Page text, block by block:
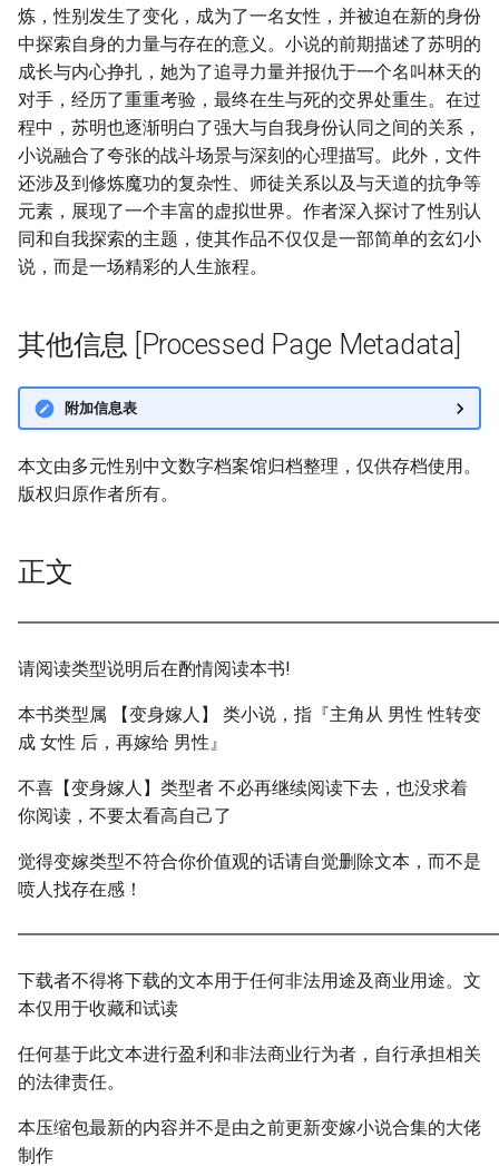
炼，性别发生了变化，成为了一名女性，并被迫在新的身份
中探索自身的力量与存在的意义。小说的前期描述了苏明的
成长与内心挣扎，她为了追寻力量并报仇于一个名叫林天的
对手，经历了重重考验，最终在生与死的交界处重生。在过
程中，苏明也逐渐明白了强大与自我身份认同之间的关系，
小说融合了夸张的战斗场景与深刻的心理描写。此外，文件
还涉及到修炼魔功的复杂性、师徒关系以及与天道的抗争等
元素，展现了一个丰富的虚拟世界。作者深入探讨了性别认
同和自我探索的主题，使其作品不仅仅是一部简单的玄幻小
说，而是一场精彩的人生旅程。
其他信息 [Processed Page Metadata]
附加信息表
本文由多元性别中文数字档案馆归档整理，仅供存档使用。
版权归原作者所有。
正文
请阅读类型说明后在酌情阅读本书!
本书类型属 【变身嫁人】 类小说，指『主角从 男性 性转变
成 女性 后，再嫁给 男性』
不喜【变身嫁人】类型者 不必再继续阅读下去，也没求着
你阅读，不要太看高自己了
觉得变嫁类型不符合你价值观的话请自觉删除文本，而不是
喷人找存在感！
下载者不得将下载的文本用于任何非法用途及商业用途。文
本仅用于收藏和试读
任何基于此文本进行盈利和非法商业行为者，自行承担相关
的法律责任。
本压缩包最新的内容并不是由之前更新变嫁小说合集的大佬
制作